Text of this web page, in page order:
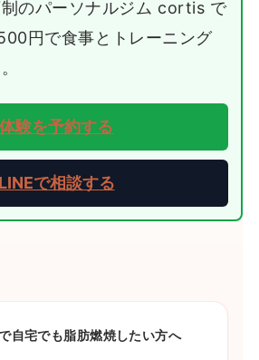
のパーソナルジム cortis で
円で食事とトレーニング
体験を予約する
LINEで相談する
自宅でも脂肪燃焼したい方へ